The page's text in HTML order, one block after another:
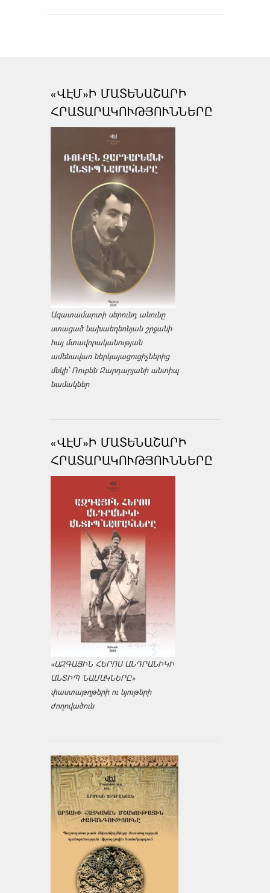
«ՎԷՄ»Ի ՄԱՏԵՆԱՇԱՐԻ
ՀՐԱՏԱՐԱԿՈՒԹՅՈՒՆՆԵՐԸ
Ազատամարտի սերունդ անունը
ստացած նախաեղեռնյան շրջանի
հայ մտավորականության
ամենավառ ներկայացուցիչներից
մեկի՝ Ռուբեն Զարդարյանի անտիպ
նամակներ
«ՎԷՄ»Ի ՄԱՏԵՆԱՇԱՐԻ
ՀՐԱՏԱՐԱԿՈՒԹՅՈՒՆՆԵՐԸ
«ԱԶԳԱՅԻՆ ՀԵՐՈՍ ԱՆԴՐԱՆԻԿԻ
ԱՆՏԻՊ ՆԱՄԱԿՆԵՐԸ»
փաստաթղթերի ու նյութերի
ժողովածուն